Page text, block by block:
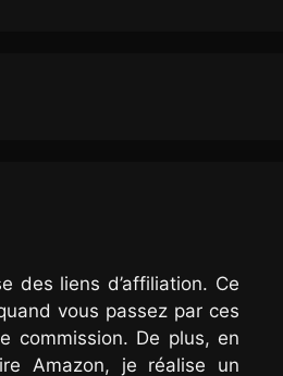
des liens d’affiliation. Ce
vous passez par ces
commission. De plus, en
Amazon, je réalise un